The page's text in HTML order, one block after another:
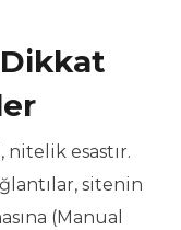
esastır.
sitenin
(Manual